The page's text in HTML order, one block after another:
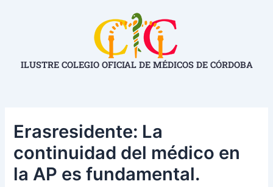
ILUSTRE COLEGIO OFICIAL DE MÉDICOS DE CÓRDOBA
Erasresidente: La
continuidad del médico en
la AP es fundamental.